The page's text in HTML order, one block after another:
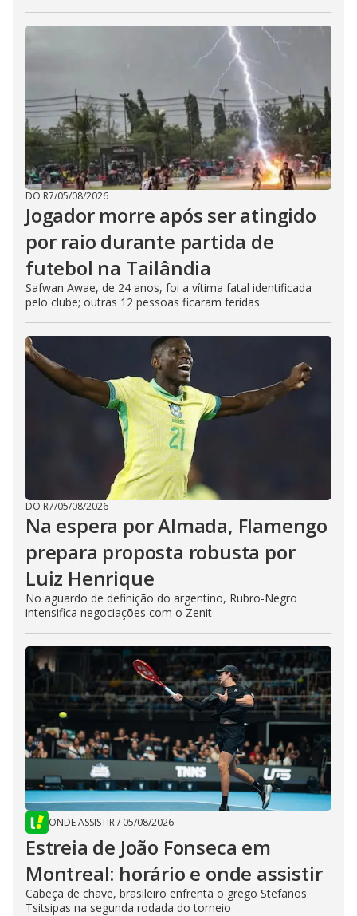
DO R7/05/08/2026
Jogador morre após ser atingido
por raio durante partida de
futebol na Tailândia
Safwan Awae, de 24 anos, foi a vítima fatal identificada
pelo clube; outras 12 pessoas ficaram feridas
DO R7/05/08/2026
Na espera por Almada, Flamengo
prepara proposta robusta por
Luiz Henrique
No aguardo de definição do argentino, Rubro-Negro
intensifica negociações com o Zenit
ONDE ASSISTIR/ 05/08/2026
Estreia de João Fonseca em
Montreal: horário e onde assistir
Cabeça de chave, brasileiro enfrenta o grego Stefanos
Tsitsipas na segunda rodada do torneio